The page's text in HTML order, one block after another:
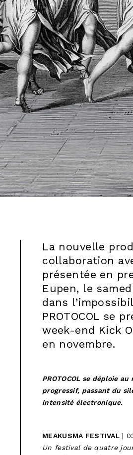
La nouvelle
collaboration
présentée en
Eupen, le
dans
PROTOCOL se
week-end Kick
en novembre.
PROTOCOL se déploie
progressif, passant du
intensité électronique.
MEAKUSMA FESTIVAL |
Un festival de quatre